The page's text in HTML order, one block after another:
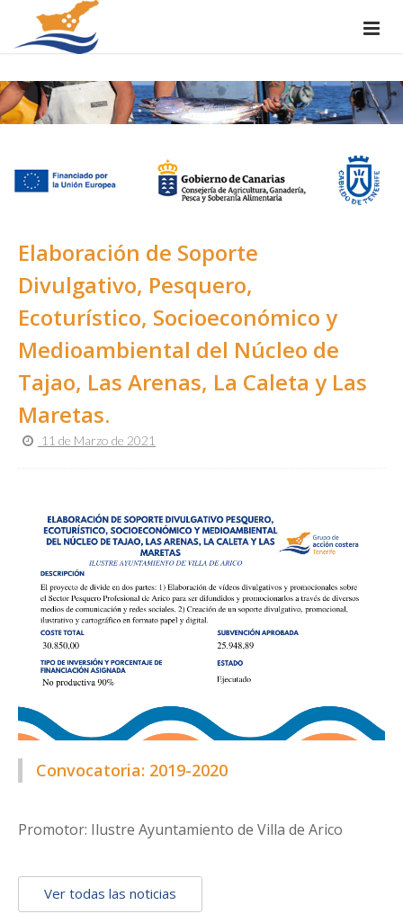
Elaboración de Soporte
Divulgativo, Pesquero,
Ecoturístico, Socioeconómico y
Medioambiental del Núcleo de
Tajao, Las Arenas, La Caleta y Las
Maretas.
11 de Marzo de 2021
Convocatoria: 2019-2020
Promotor: Ilustre Ayuntamiento de Villa de Arico
Ver todas las noticias